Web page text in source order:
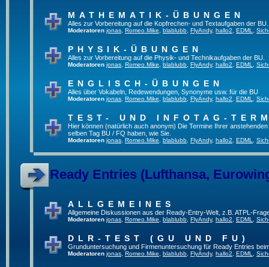
MATHEMATIK-ÜBUNGEN
Alles zur Vorbereitung auf die Kopfrechen- und Textaufgaben der BU.
Moderatoren jonas Romeo.Mike blablubb FlyAndy, hallo2 EDML
PHYSIK-ÜBUNGEN
Alles zur Vorbereitung auf die Physik- und Technikaufgaben der BU.
Moderatoren jonas Romeo.Mike blablubb FlyAndy, hallo2 EDML
ENGLISCH-ÜBUNGEN
Alles über Vokabeln, Redewendungen, Synonyme usw. für die BU
Moderatoren jonas Romeo.Mike blablubb FlyAndy, hallo2 EDML
TEST- UND INFOTAG-
Hier können (natürlich auch anonym) Die Termine Ihrer
selben Tag BU / FQ haben, wie Sie.
Moderatoren jonas Romeo.Mike blablubb FlyAndy, hallo2 EDML
Ready Entries (Lufthansa,
ALLGEMEINES
Allgemeine Diskussionen aus der Ready-Entry-Welt, z.B. ATPL-
Moderatoren jonas Romeo.Mike blablubb FlyAndy, hallo2 EDML
DLR-TEST (GU UND FU)
Grunduntersuchung und Firmenuntersuchung für Ready Entries
Moderatoren jonas Romeo.Mike blablubb FlyAndy, hallo2 EDML